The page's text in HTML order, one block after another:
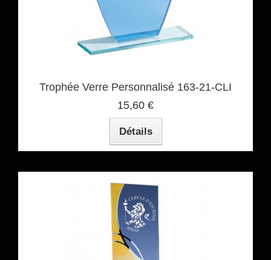
Trophée Verre Personnalisé 163-21-CLI
15,60 €
Détails